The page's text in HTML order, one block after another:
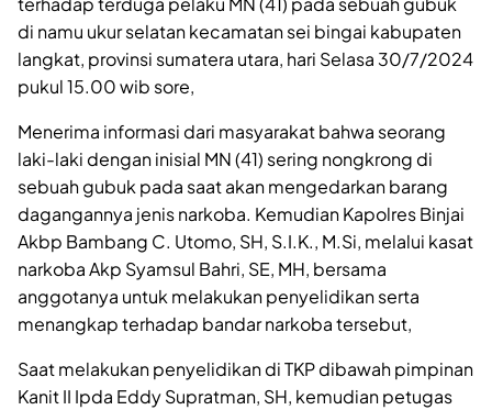
di namu ukur selatan kecamatan sei bingai kabupaten
langkat, provinsi sumatera utara, hari Selasa 30/7/2024
pukul 15.00 wib sore,
Menerima informasi dari masyarakat bahwa seorang
laki-laki dengan inisial MN (41) sering nongkrong di
sebuah gubuk pada saat akan mengedarkan barang
dagangannya jenis narkoba. Kemudian Kapolres Binjai
Akbp Bambang C. Utomo, SH, S.I.K., M.Si, melalui kasat
narkoba Akp Syamsul Bahri, SE, MH, bersama
anggotanya untuk melakukan penyelidikan serta
menangkap terhadap bandar narkoba tersebut,
Saat melakukan penyelidikan di TKP dibawah pimpinan
Kanit II Ipda Eddy Supratman, SH, kemudian petugas